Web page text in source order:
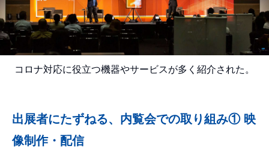
コロナ対応に役立つ機器やサービスが多く紹介された。
出展者にたずねる、内覧会での取り組み① 映
像制作・配信